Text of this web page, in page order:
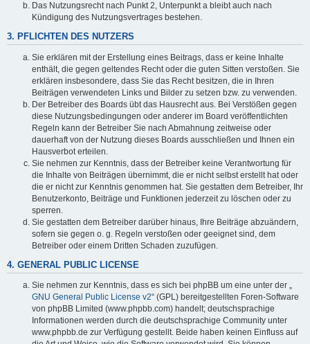
Das Nutzungsrecht nach Punkt 2, Unterpunkt a bleibt auch nach
Kündigung des Nutzungsvertrages bestehen.
3. PFLICHTEN DES NUTZERS
Sie erklären mit der Erstellung eines Beitrags, dass er keine Inhalte
enthält, die gegen geltendes Recht oder die guten Sitten verstoßen. Sie
erklären insbesondere, dass Sie das Recht besitzen, die in Ihren
Beiträgen verwendeten Links und Bilder zu setzen bzw. zu verwenden.
Der Betreiber des Boards übt das Hausrecht aus. Bei Verstößen gegen
diese Nutzungsbedingungen oder anderer im Board veröffentlichten
Regeln kann der Betreiber Sie nach Abmahnung zeitweise oder
dauerhaft von der Nutzung dieses Boards ausschließen und Ihnen ein
Hausverbot erteilen.
Sie nehmen zur Kenntnis, dass der Betreiber keine Verantwortung für
die Inhalte von Beiträgen übernimmt, die er nicht selbst erstellt hat oder
die er nicht zur Kenntnis genommen hat. Sie gestatten dem Betreiber, Ihr
Benutzerkonto, Beiträge und Funktionen jederzeit zu löschen oder zu
sperren.
Sie gestatten dem Betreiber darüber hinaus, Ihre Beiträge abzuändern,
sofern sie gegen o. g. Regeln verstoßen oder geeignet sind, dem
Betreiber oder einem Dritten Schaden zuzufügen.
4. GENERAL PUBLIC LICENSE
Sie nehmen zur Kenntnis, dass es sich bei phpBB um eine unter der „
GNU General Public License v2“ (GPL) bereitgestellten Foren-Software
von phpBB Limited (www.phpbb.com) handelt; deutschsprachige
Informationen werden durch die deutschsprachige Community unter
www.phpbb.de zur Verfügung gestellt. Beide haben keinen Einfluss auf